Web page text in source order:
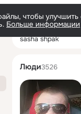
чтобы улучшить
Больше информации
sasha shpak
Люди3526